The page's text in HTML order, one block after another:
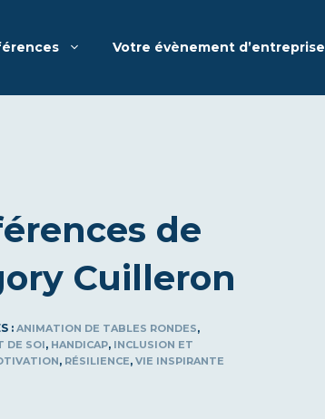
Votre évènement d’entreprise
de
Cuilleron
: ANIMATION DE TABLES RONDES,
DE SOI, HANDICAP, INCLUSION ET
, RÉSILIENCE, VIE INSPIRANTE